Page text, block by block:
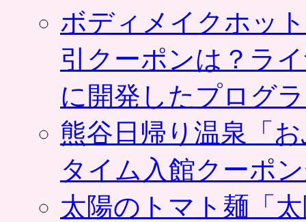
ボディメイクホッ
引クーポンは？ラ
に開発したプログ
熊谷日帰り温泉「
タイム入館クーポ
太陽のトマト麺「